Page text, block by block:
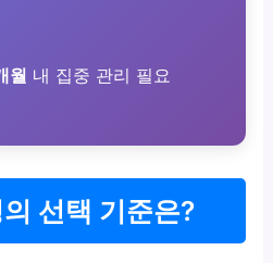
월 내 집중 관리 필요
선택 기준은?